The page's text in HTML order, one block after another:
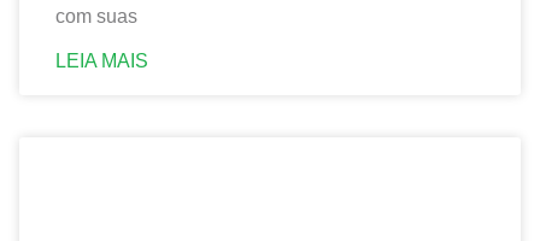
com suas
LEIA MAIS